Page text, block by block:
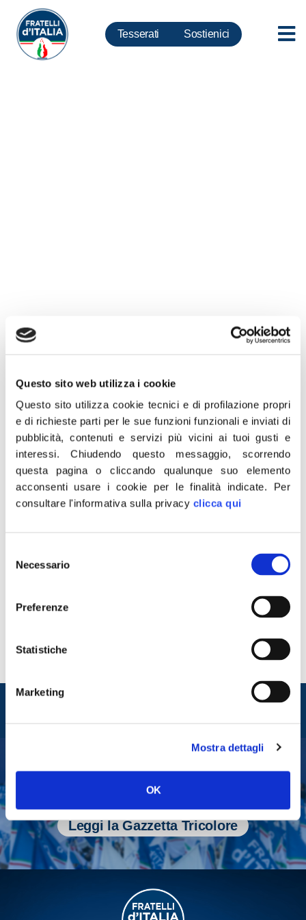
Questo sito web utilizza i cookie
Questo sito utilizza cookie tecnici e di profilazione propri
e di richieste parti per le sue funzioni funzionali e inviati di
pubblicità, contenuti e servizi più vicini ai tuoi gusti e
interessi.Chiudendo questo messaggio, scorrendo
questa pagina o cliccando qualunque suo elemento
acconsenti usare i cookie per le finalità indicate. Per
consultare l'informativa sulla privacy clicca qui
delNecessario
Preferenze
Statistiche
Marketing
Mostra dettagli
OK
Tesserati Sostienici
5 Maggio 2014
Social Media Webè composto dal
Responsabile Nazionale Coordinamento
Web e Social Media FdI-ANFrancesco
Pastorella, dal Responsabile Nazionale
Sito Web, Facebook e Gestione Contenuti
Multimediali FdI-ANAldo Cardoni
Leggi la Gazzetta Tricolore